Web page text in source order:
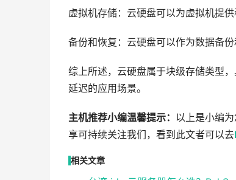
虚拟机存储：云硬盘可以为虚拟机提
备份和恢复：云硬盘可以作为数据备
综上所述，云硬盘属于块级存储类型
延迟的应用场景。
主机推荐小编温馨提示： 以上是小编
享可持续关注我们，看到此文者可以去
相关文章